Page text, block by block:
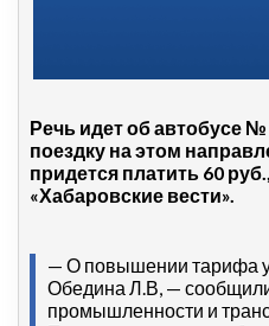
Речь идет об автобусе
поездку на этом
придется платить 60
«Хабаровские вести».
— О повышении тарифа
Обедина Л.В, —
промышленности и